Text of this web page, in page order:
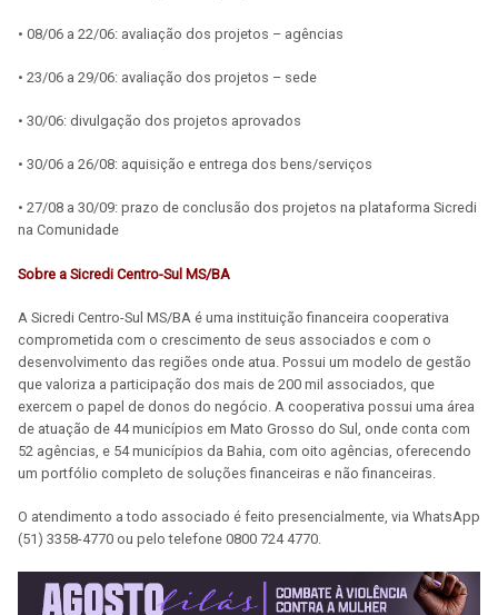
• 08/06 a 22/06: avaliação dos projetos – agências
• 23/06 a 29/06: avaliação dos projetos – sede
• 30/06: divulgação dos projetos aprovados
• 30/06 a 26/08: aquisição e entrega dos bens/serviços
• 27/08 a 30/09: prazo de conclusão dos projetos na plataforma Sicredi
na Comunidade
Sobre a Sicredi Centro-Sul MS/BA
A Sicredi Centro-Sul MS/BA é uma instituição financeira cooperativa
comprometida com o crescimento de seus associados e com o
desenvolvimento das regiões onde atua. Possui um modelo de gestão
que valoriza a participação dos mais de 200 mil associados, que
exercem o papel de donos do negócio. A cooperativa possui uma área
de atuação de 44 municípios em Mato Grosso do Sul, onde conta com
52 agências, e 54 municípios da Bahia, com oito agências, oferecendo
um portfólio completo de soluções financeiras e não financeiras.
O atendimento a todo associado é feito presencialmente, via WhatsApp
(51) 3358-4770 ou pelo telefone 0800 724 4770.